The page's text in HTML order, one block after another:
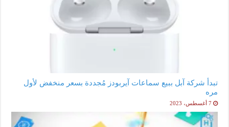
تبدأ شركة آبل ببيع سماعات آيربودز مُجددة بسعر منخفض لأول
مره
7 أغسطس، 2023